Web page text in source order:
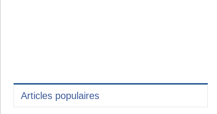
Articles populaires